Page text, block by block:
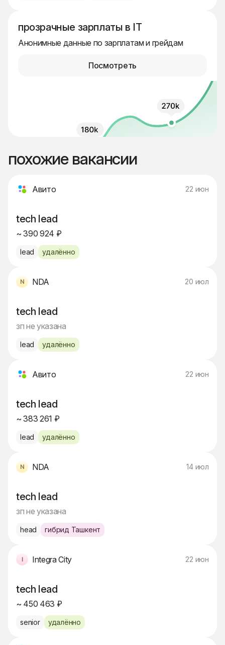
прозрачные зарплаты в IT
Анонимные данные по зарплатам и грейдам
Посмотреть
похожие вакансии
Авито 22 июн
tech lead
~ 390 924 ₽
lead удалённо
NDA 20 июл
tech lead
зп не указана
lead удалённо
Авито 22 июн
tech lead
~ 383 261 ₽
lead удалённо
NDA 14 июл
tech lead
зп не указана
head гибрид Ташкент
Integra City 22 июн
tech lead
~ 450 463 ₽
senior удалённо